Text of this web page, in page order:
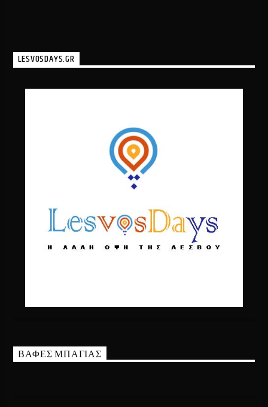
LESVOSDAYS.GR
ΒΑΦΕΣ ΜΠΑΓΙΑΣ